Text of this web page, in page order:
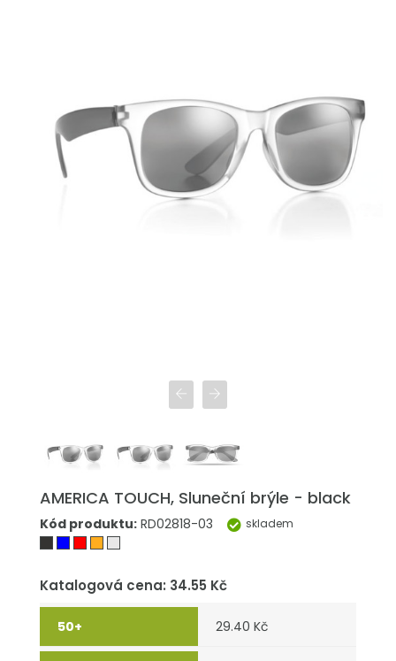
AMERICA TOUCH, Sluneční brýle - black
Kód produktu: RD02818-03 skladem
Katalogová cena: 34.55 Kč
29.40 Kč